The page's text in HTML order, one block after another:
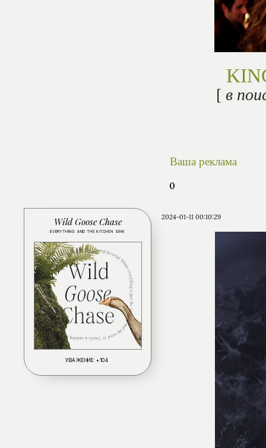
[в
Ваша реклама
0
2024-01-11 00:10:29
Wild Goose Chase
EVERYTHING AND THE KITCHEN SINK
УВАЖЕНИЕ: +104